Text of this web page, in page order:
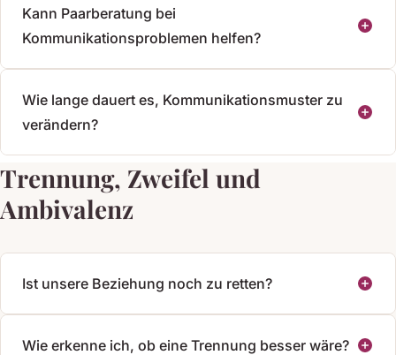
Kann Paarberatung bei
Kommunikationsproblemen helfen?
Wie lange dauert es, Kommunikationsmuster zu
verändern?
Trennung, Zweifel und
Ambivalenz
Ist unsere Beziehung noch zu retten?
Wie erkenne ich, ob eine Trennung besser wäre?